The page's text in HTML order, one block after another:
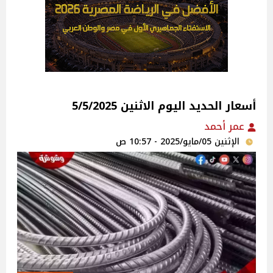
أسعار الحديد اليوم الاثنين 5/5/2025
عمر أحمد
الإثنين 05/مايو/2025 - 10:57 ص